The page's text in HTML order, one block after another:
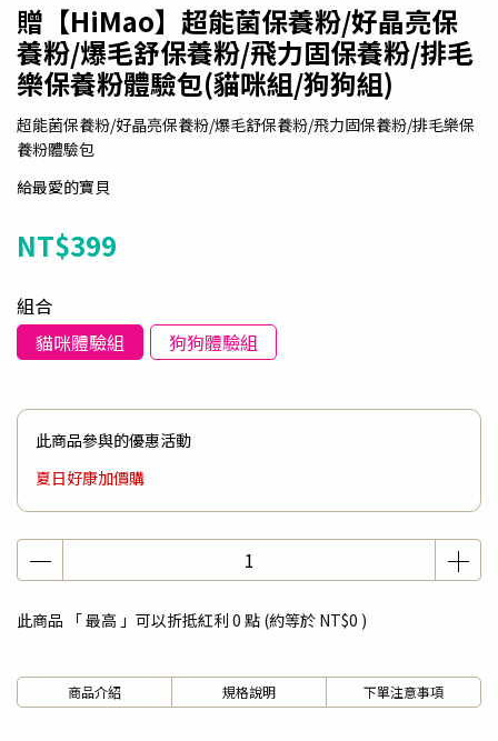
贈【HiMao】超能菌保養粉/好晶亮保
養粉/爆毛舒保養粉/飛力固保養粉/排毛
樂保養粉體驗包(貓咪組/狗狗組)
超能菌保養粉/好晶亮保養粉/爆毛舒保養粉/飛力固保養粉/排毛樂保
養粉體驗包
給最愛的寶貝
NT$399
組合
貓咪體驗組
狗狗體驗組
此商品參與的優惠活動
夏日好康加價購
此商品 「 最高 」可以折抵紅利 0 點 (約等於 NT$0 )
商品介紹 規格說明 下單注意事項